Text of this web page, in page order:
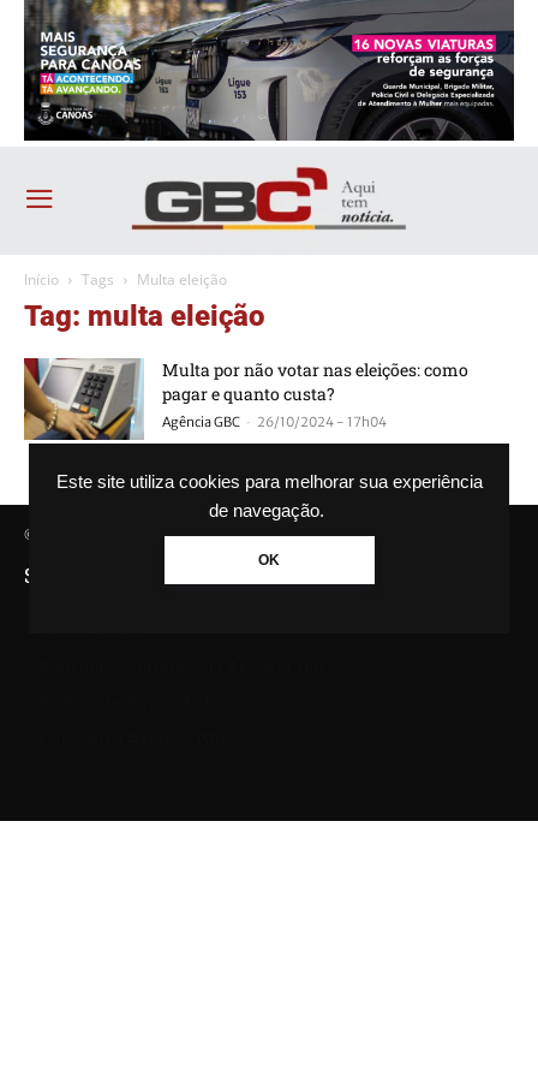
Este site utiliza cookies para melhorar sua experiência
de navegação.
OK
Início Tags Multa eleição
Tag: multa eleição
Multa por não votar nas eleições: como
pagar e quanto custa?
Agência GBC - 26/10/2024 - 17h04
© Agência GBC. Aqui tem notícia. Todos os direitos reservados.
SAIBA MAIS SOBRE A AGÊNCIA GBC